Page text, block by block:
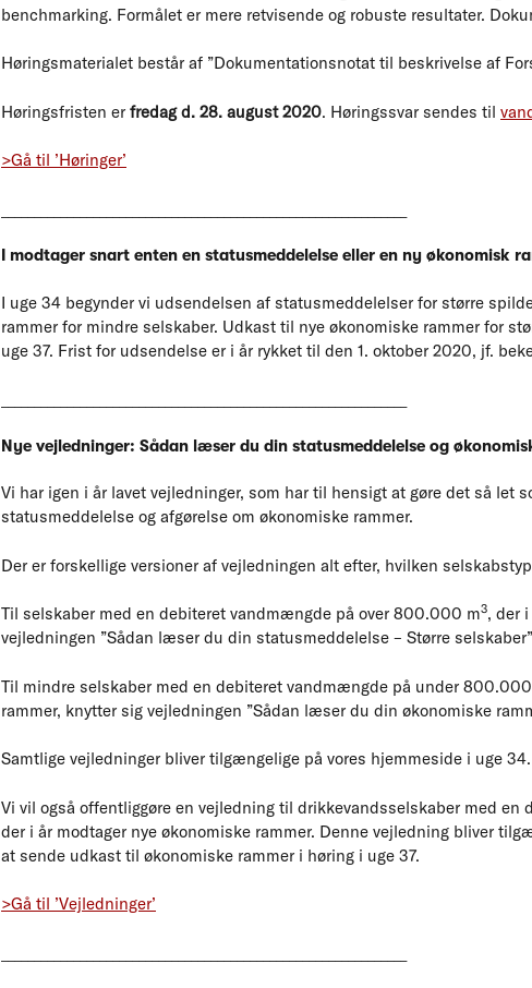
benchmarking. Formålet er mere retvisende og robuste resultater.
Høringsmaterialet består af ”Dokumentationsnotat til beskrivelse af
Høringsfristen er fredag d. 28. august 2020. Høringssvar sendes til
>Gå til ’Høringer’
I modtager snart enten en statusmeddelelse eller en ny økonomisk
I uge 34 begynder vi udsendelsen af statusmeddelelser for større
rammer for mindre selskaber. Udkast til nye økonomiske rammer for
uge 37. Frist for udsendelse er i år rykket til den 1. oktober 2020, jf.
Nye vejledninger: Sådan læser du din statusmeddelelse og
Vi har igen i år lavet vejledninger, som har til hensigt at gøre det så let
statusmeddelelse og afgørelse om økonomiske rammer.
Der er forskellige versioner af vejledningen alt efter, hvilken
Til selskaber med en debiteret vandmængde på over 800.000 m3, der
vejledningen ”Sådan læser du din statusmeddelelse – Større
Til mindre selskaber med en debiteret vandmængde på under
rammer, knytter sig vejledningen ”Sådan læser du din økonomiske
Samtlige vejledninger bliver tilgængelige på vores hjemmeside i uge 34.
Vi vil også offentliggøre en vejledning til drikkevandsselskaber med
der i år modtager nye økonomiske rammer. Denne vejledning bliver
at sende udkast til økonomiske rammer i høring i uge 37.
>Gå til ’Vejledninger’